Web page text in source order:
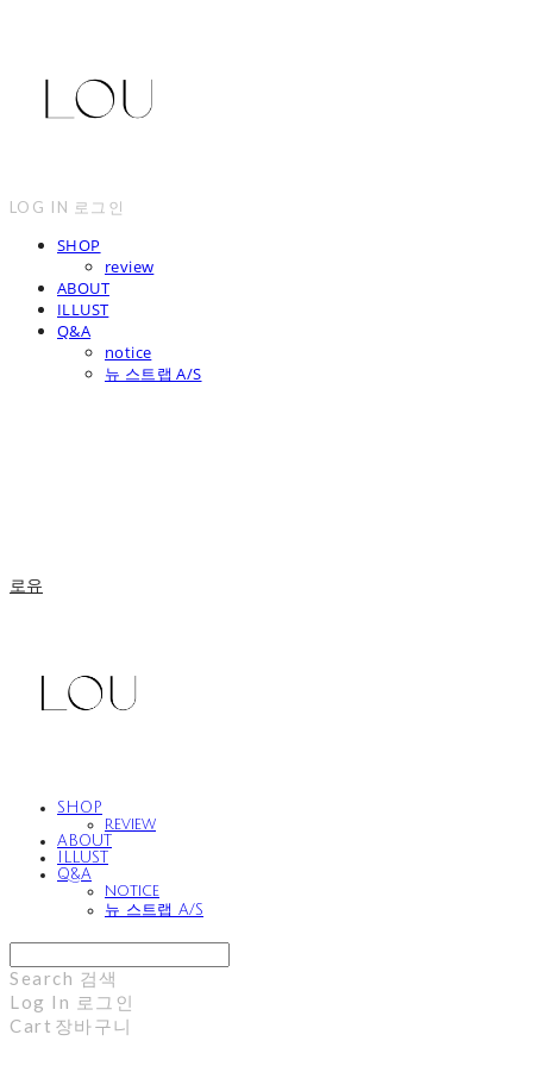
LOG IN 로그인
SHOP
review
ABOUT
ILLUST
Q&A
notice
뉴 스트랩 A/S
로유
SHOP
review
ABOUT
ILLUST
Q&A
notice
뉴 스트랩 A/S
Search 검색
Log In 로그인
Cart 장바구니